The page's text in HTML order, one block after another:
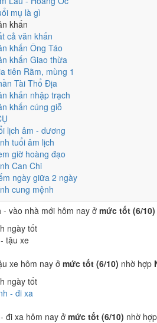
mụ là gì
khấn
cả văn khấn
khấn Ông Táo
khấn Giao thừa
tiên Rằm, mùng 1
Tài Thổ Địa
khấn nhập trạch
khấn cúng giỗ
lịch âm - dương
tuổi âm lịch
giờ hoàng đạo
Can Chi
ngày giữa 2 ngày
cung mệnh
ngày tốt
- mở cửa hàng
- mở cửa hàng hôm nay ở
ngày tốt
đồng - giao ước
- giao ước hôm nay ở
ngày tốt
- khởi công
khởi công hôm nay ở
ngày tốt
- vào nhà mới
- vào nhà mới hôm nay ở mức tốt (6/10)
ngày tốt
tậu xe
xe hôm nay ởmức tốt (6/10) nhờ hợp
ngày tốt
- đi xa
đi xa hôm nay ởmức tốt (6/10) nhờ hợp